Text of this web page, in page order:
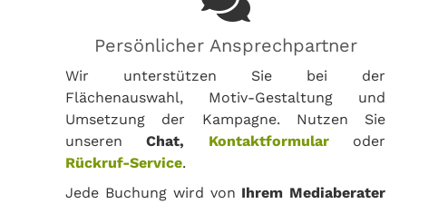
Persönlicher Ansprechpartner
Wir unterstützen Sie bei der
Flächenauswahl, Motiv-Gestaltung und
Umsetzung der Kampagne. Nutzen Sie
unserenChat, Kontaktformularoder
Rückruf-Service.
Jede Buchung wird von Ihrem Mediaberater